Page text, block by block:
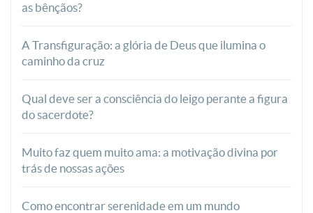
as bênçãos?
A Transfiguração: a glória de Deus que ilumina o
caminho da cruz
Qual deve ser a consciência do leigo perante a figura
do sacerdote?
Muito faz quem muito ama: a motivação divina por
trás de nossas ações
Como encontrar serenidade em um mundo